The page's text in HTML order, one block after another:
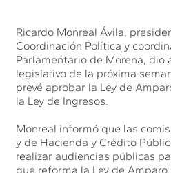
Ricardo Monreal Ávila,
Coordinación Política y
Parlamentario de Morena, dio
legislativo de la próxima
prevé aprobar la Ley de
la Ley de Ingresos.
Monreal informó que las
y de Hacienda y Crédito
realizar audiencias públicas
que reforma la Ley de